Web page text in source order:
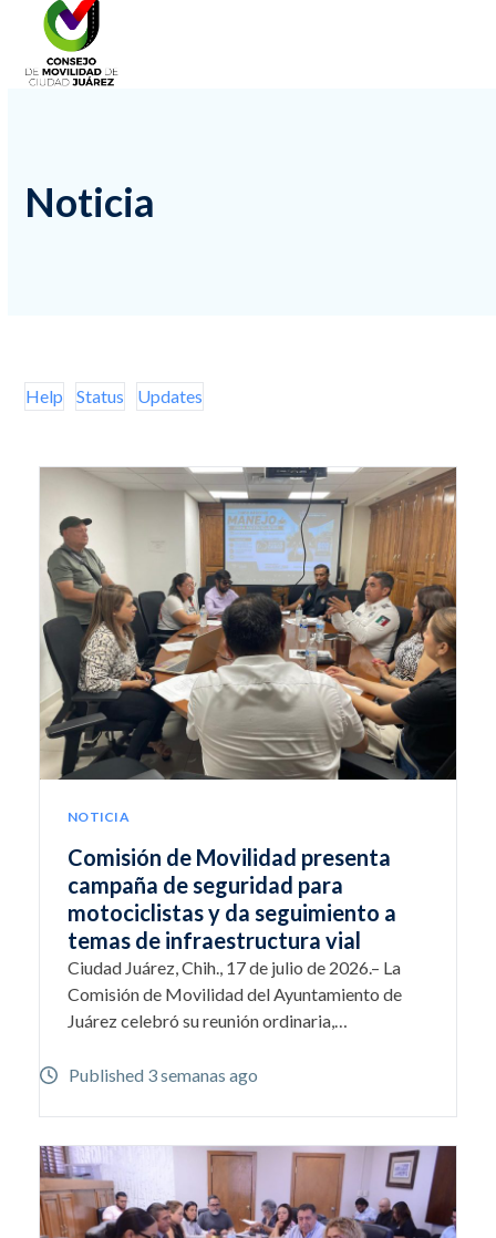
content
Open
mobile
menu
Close
mobile
menu
Noticia
Help Status Updates
NOTICIA
Comisión de Movilidad presenta
campaña de seguridad para
motociclistas y da seguimiento a
temas de infraestructura vial
Ciudad Juárez, Chih., 17 de julio de 2026.– La
Comisión de Movilidad del Ayuntamiento de
Juárez celebró su reunión ordinaria,…
Published 3 semanas ago